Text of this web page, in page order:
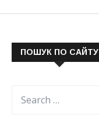
ПОШУК ПО САЙТУ